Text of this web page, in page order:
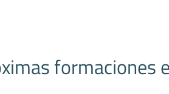
formaciones